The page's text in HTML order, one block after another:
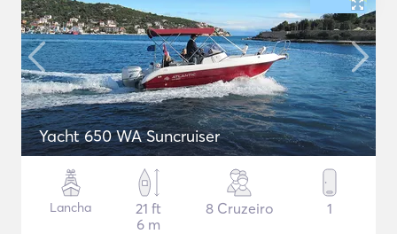
Yacht 650 WA Suncruiser
Lancha
21 ft
6 m
8 Cruzeiro 1